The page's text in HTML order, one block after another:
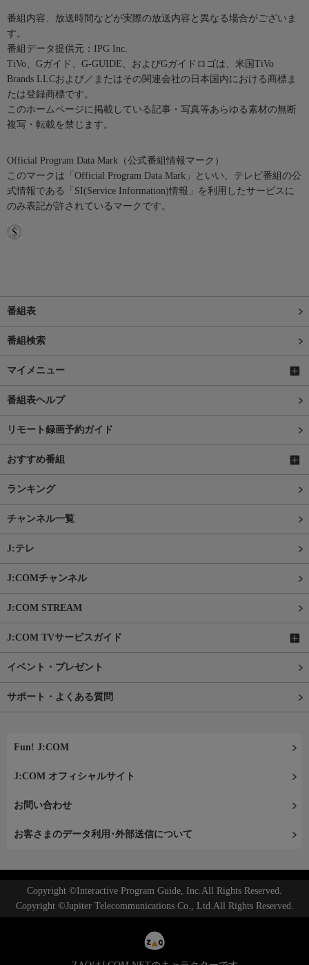
番組内容、放送時間などが実際の放送内容と異なる場合がございま
す。
番組データ提供元：IPG Inc.
TiVo、Gガイド、G-GUIDE、およびGガイドロゴは、米国TiVo
Brands LLCおよび／またはその関連会社の日本国内における商標ま
たは登録商標です。
このホームページに掲載している記事・写真等あらゆる素材の無断
複写・転載を禁じます。
Official Program Data Mark（公式番組情報マーク）
このマークは「Official Program Data Mark」といい、テレビ番組の公
式情報である「SI(Service Information)情報」を利用したサービスに
のみ表記が許されているマークです。
番組表
番組検索
マイメニュー
番組表ヘルプ
リモート録画予約ガイド
おすすめ番組
ランキング
チャンネル一覧
J:テレ
J:COMチャンネル
J:COM STREAM
J:COM TVサービスガイド
イベント・プレゼント
サポート・よくある質問
Fun! J:COM
J:COM オフィシャルサイト
お問い合わせ
お客さまのデータ利用･外部送信について
Copyright ©Interactive Program Guide, Inc.All Rights Reserved.
Copyright ©Jupiter Telecommunications Co., Ltd.All Rights Reserved.